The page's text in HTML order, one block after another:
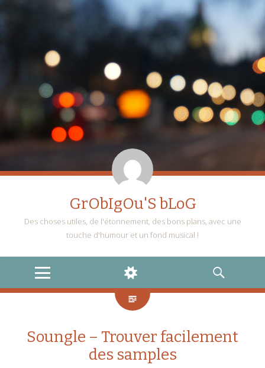
GrObIgOu'S bLoG
Des choses utiles, de l'étonnement, des bons plans, avec une
touche d'humour et un fond musical !
MENU
WIDGETS
RECHERCHE
Soungle – Trouver facilement
des samples